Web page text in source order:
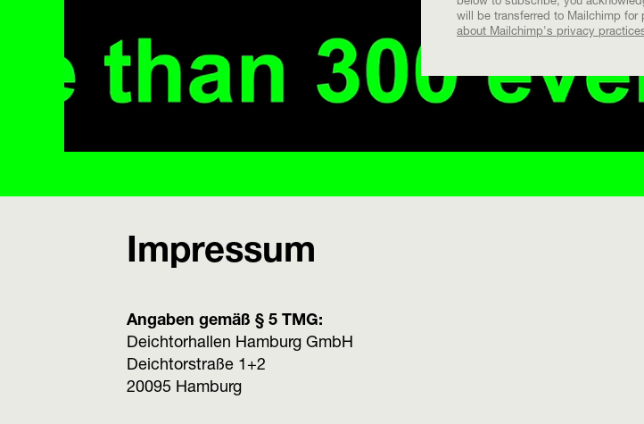
Impressum
Angaben gemäß § 5 TMG:
Deichtorhallen Hamburg GmbH
Deichtorstraße 1+2
20095 Hamburg
below to subscribe, you
will be transferred to Mailchimp for
about Mailchimp's privacy